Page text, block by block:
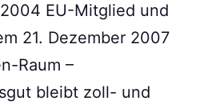
EU-Mitglied und
21. Dezember 2007
Raum –
bleibt zoll- und